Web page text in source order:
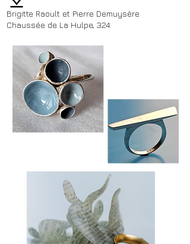
Brigitte Raoult et Pierre Demuysère
Chaussée de La Hulpe, 324